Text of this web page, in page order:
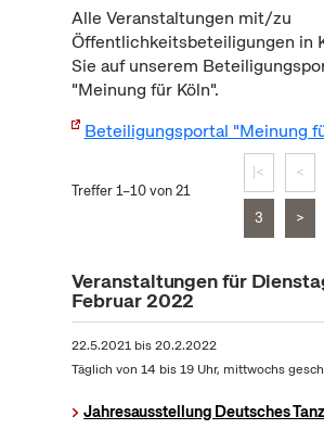
Alle Veranstaltungen mit/zu
Öffentlichkeitsbeteiligungen in
Sie auf unserem
"Meinung für Köln".
Beteiligungsportal "Meinung
Treffer 1–10 von 21
|< <
3 >
Veranstaltungen für
Februar 2022
22.5.2021bis20.2.2022
Täglich von 14 bis 19 Uhr, mittwochs
Jahresausstellung Deutsches